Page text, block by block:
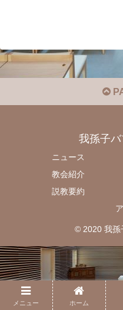
我孫子
ニュース
教会紹介
説教要約
© 2020 我孫
メニュー ホーム